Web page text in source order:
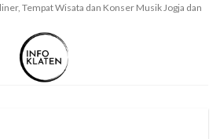
Tempat Wisata dan Konser Musik Jogja dan